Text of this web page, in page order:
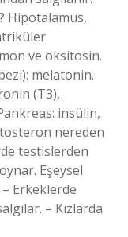
Hipotalamus,
ve oksitosin.
melatonin.
(T3),
insülin,
nereden
testislerden
Eşeysel
Erkeklerde
– Kızlarda